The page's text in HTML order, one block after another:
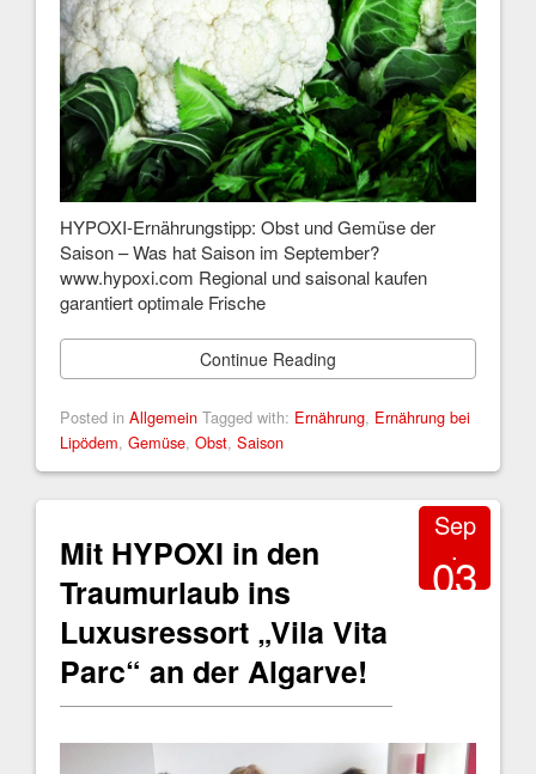
HYPOXI-Ernährungstipp: Obst und Gemüse der
Saison – Was hat Saison im September?
www.hypoxi.com Regional und saisonal kaufen
garantiert optimale Frische
Continue Reading
Posted in Allgemein Tagged with: Ernährung, Ernährung bei
Lipödem, Gemüse, Obst, Saison
Mit HYPOXI in den
Traumurlaub ins
Luxusressort „Vila Vita
Parc“ an der Algarve!
Sep
.
03